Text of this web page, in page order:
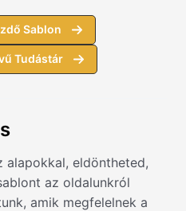
Sablon
Tudástár
alapokkal, eldöntheted,
az oldalunkról
amik megfelelnek a